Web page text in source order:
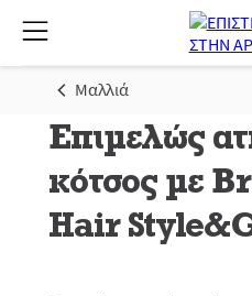
Μαλλιά
Επιμελώς
κότσος με
Hair